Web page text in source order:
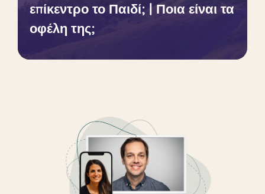
επίκεντρο το Παιδί; | Ποια είναι τα
οφέλη της;